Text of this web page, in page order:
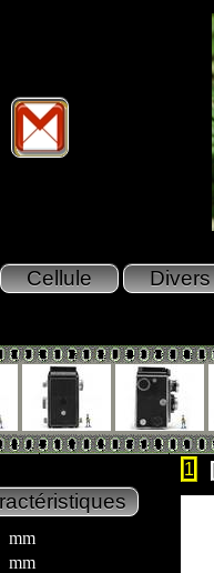
1
mm
mm